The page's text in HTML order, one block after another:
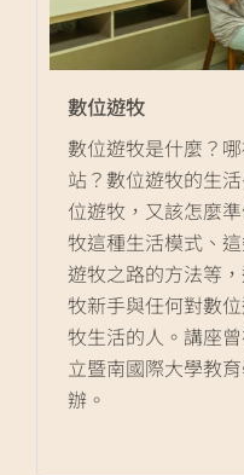
數位遊牧
數位遊牧是什麼？
站？數位遊牧的生
位遊牧，又該怎麼
牧這種生活模式、
遊牧之路的方法等
牧新手與任何對數
牧生活的人。講座
立暨南國際大學教
辦。